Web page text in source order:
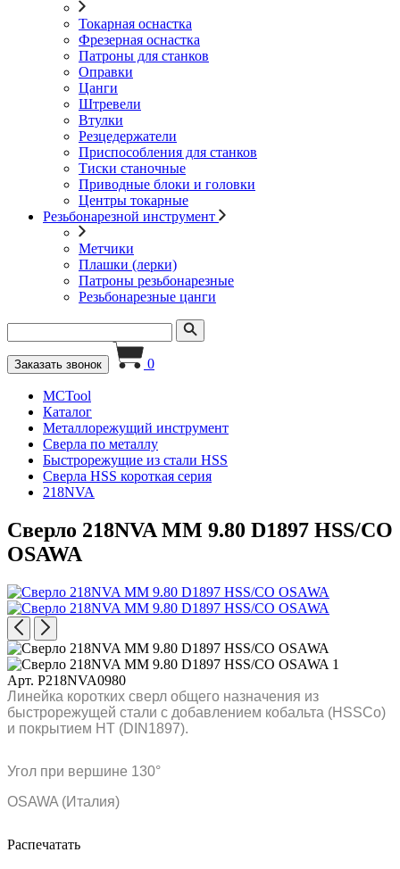
Токарная оснастка
Фрезерная оснастка
Патроны для станков
Оправки
Цанги
Штревели
Втулки
Резцедержатели
Приспособления для станков
Тиски станочные
Приводные блоки и головки
Центры токарные
Резьбонарезной инструмент
Метчики
Плашки (лерки)
Патроны резьбонарезные
Резьбонарезные цанги
Заказать звонок 0
MCTool
Каталог
Металлорежущий инструмент
Сверла по металлу
Быстрорежущие из стали HSS
Сверла HSS короткая серия
218NVA
Сверло 218NVA MM 9.80 D1897 HSS/CO
OSAWA
Арт. P218NVA0980
Линейка коротких сверл общего назначения из
быстрорежущей стали с добавлением кобальта (HSSCo)
и покрытием HT (DIN1897).
Угол при вершине 130°
OSAWA (Италия)
Распечатать